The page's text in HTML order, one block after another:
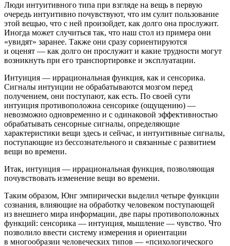
Люди интуитивного типа при взгляде на вещь в первую
очередь интуитивно почувствуют, что им сулит пользование
этой вещью, что с ней произойдет, как долго она прослужит.
Иногда может случиться так, что наш стол из примера они
«увидят» заранее. Также они сразу сориентируются
и оценят — как долго он прослужит и какие трудности могут
возникнуть при его транспортировке и эксплуатации.
Интуиция — иррациональная функция, как и сенсорика.
Сигналы интуиции не обрабатываются мозгом перед
получением, они поступают, как есть. По своей сути
интуиция противоположна сенсорике (ощущению) —
невозможно одновременно и с одинаковой эффективностью
обрабатывать сенсорные сигналы, определяющие
характеристики вещи здесь и сейчас, и интуитивные сигналы,
поступающие из бессознательного и связанные с развитием
вещи во времени.
Итак, интуиция — иррациональная функция, позволяющая
почувствовать изменение вещи во времени.
Таким образом, Юнг эмпирически выделил четыре функции
сознания, влияющие на обработку человеком поступающей
из внешнего мира информации, две пары противоположных
функций: сенсорика — интуиция, мышление — чувство. Что
позволило ввести систему измерения и ориентации
в многообразии человеческих типов — «психологического